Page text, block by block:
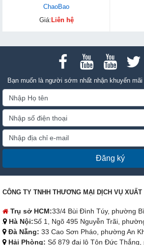
ChaoBao
Giá: Liên hệ
Bạn muốn là người sớm nhất nhận khuyến
Đăng ký
CÔNG TY TNHH THƯƠNG MẠI DỊCH VỤ
Trụ sở HCM:33/4 Bùi Đình Túy, phường
Hà Nội:Số 1, Ngõ 495 Nguyễn Trãi,
Đà Nẵng: 33 Cao Sơn Pháo, phường An
Hải Phòng: Số 879 đại lộ Tôn Đức Thắng,